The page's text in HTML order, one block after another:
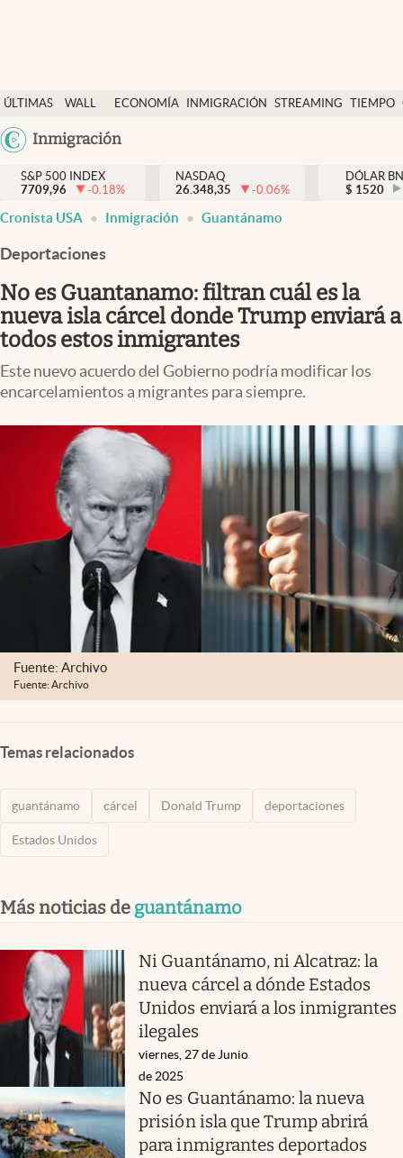
ÚLTIMAS
NOTICIAS
WALL
Y
DÓLAR
ECONOMÍA INMIGRACIÓN STREAMING TIEMPO
México
Inmigración
Finanzas y economía
Wall Street y dólar
Inmigración
Espiritual
Streaming
PC y mobile
USA
S&P 500 INDEX
7709,96
-0.18%
NASDAQ
26.348,35
-0.06%
DÓLAR
$ 1520
Cronista USA Inmigración Guantánamo
Deportaciones
No es Guantanamo: filtran cuál es la
nueva isla cárcel donde Trump enviará a
todos estos inmigrantes
Este nuevo acuerdo del Gobierno podría modificar los
encarcelamientos a migrantes para siempre.
Fuente: Archivo
Fuente: Archivo
Temas relacionados
guantánamo cárcel Donald Trump deportaciones
Estados Unidos
Más noticias de guantánamo
Ni Guantánamo, ni Alcatraz: la
nueva cárcel a dónde Estados
Unidos enviará a los inmigrantes
ilegales
viernes, 27 de Junio
de 2025
No es Guantánamo: la nueva
prisión isla que Trump abrirá
para inmigrantes deportados